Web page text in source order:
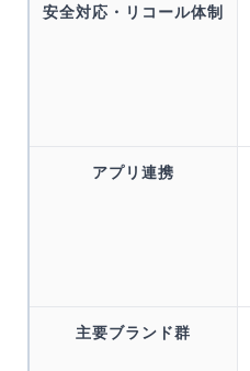
安全対応・リコール体制
アプリ連携
主要ブランド群